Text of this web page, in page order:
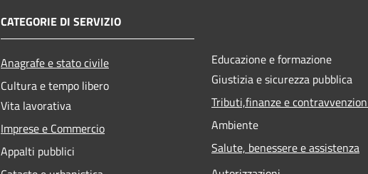
CATEGORIE DI SERVIZIO
Anagrafe e stato civile
Cultura e tempo libero
Vita lavorativa
Imprese e Commercio
Appalti pubblici
Educazione e formazione
Giustizia e sicurezza pubblica
Tributi,finanze e
Ambiente
Salute, benessere e assistenza